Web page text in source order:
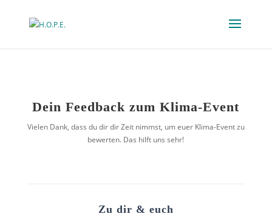
Dein Feedback zum Klima-Event
Vielen Dank, dass du dir dir Zeit nimmst, um euer Klima-Event zu
bewerten. Das hilft uns sehr!
Zu dir & euch